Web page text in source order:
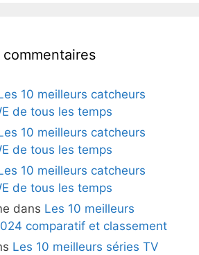
10 meilleurs catcheurs
de tous les temps
10 meilleurs catcheurs
de tous les temps
10 meilleurs catcheurs
de tous les temps
dans Les 10 meilleurs
comparatif et classement
Les 10 meilleurs séries TV